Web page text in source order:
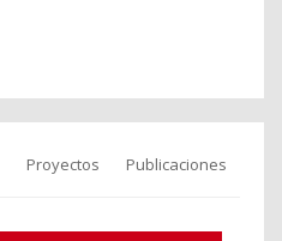
Proyectos Publicaciones